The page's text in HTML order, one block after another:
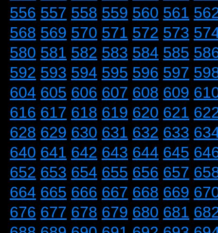
556 557 558 559 560 561
568 569 570 571 572 573
580 581 582 583 584 585
592 593 594 595 596 597
604 605 606 607 608 609
616 617 618 619 620 621
628 629 630 631 632 633
640 641 642 643 644 645
652 653 654 655 656 657
664 665 666 667 668 669
676 677 678 679 680 681